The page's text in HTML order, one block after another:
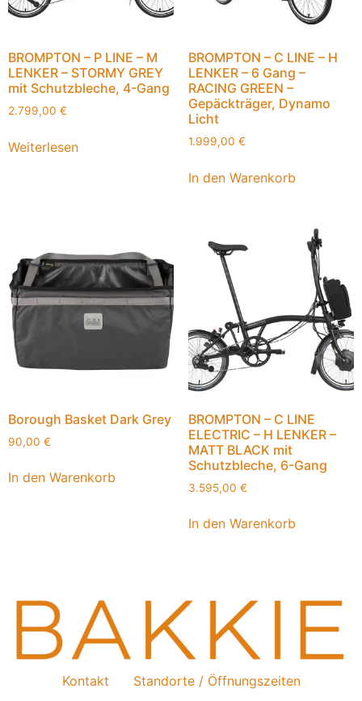
BROMPTON – P LINE – M
LENKER – STORMY GREY
mit Schutzbleche, 4-Gang
2.799,00 €
Weiterlesen
BROMPTON – C LINE – H
LENKER – 6 Gang –
RACING GREEN –
Gepäckträger, Dynamo
Licht
1.999,00 €
In den Warenkorb
Borough Basket Dark Grey
90,00 €
In den Warenkorb
BROMPTON – C LINE
ELECTRIC – H LENKER –
MATT BLACK mit
Schutzbleche, 6-Gang
3.595,00 €
In den Warenkorb
Kontakt
Standorte / Öffnungszeiten